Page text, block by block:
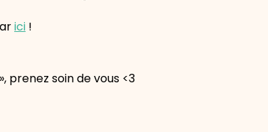
ici !
prenez soin de vous <3